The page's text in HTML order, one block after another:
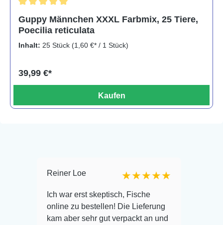
Guppy Männchen XXXL Farbmix, 25 Tiere,
Poecilia reticulata
Inhalt: 25 Stück (1,60 €* / 1 Stück)
39,99 €*
Kaufen
Reiner Loe ★★★★★
Ich war erst skeptisch, Fische
online zu bestellen! Die Lieferung
kam aber sehr gut verpackt an und